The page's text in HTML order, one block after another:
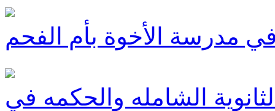
مدرسة الأخوة بأم الفحم
الشامله والحكمه في